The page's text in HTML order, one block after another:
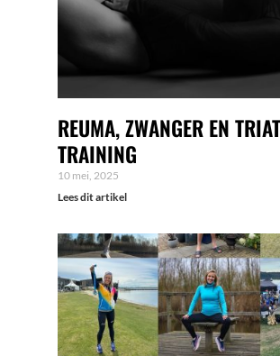
REUMA, ZWANGER EN
TRAINING
10 mei, 2025
Lees dit artikel